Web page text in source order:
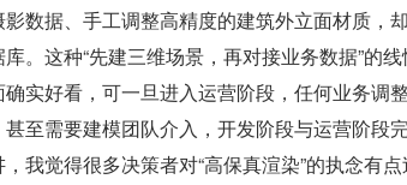
影数据、手工调整高精度的建筑外立面材质，
。这种“先建三维场景，再对接业务数据”的
确实好看，可一旦进入运营阶段，任何业务调
至需要建模团队介入，开发阶段与运营阶段完
我觉得很多决策者对“高保真渲染”的执念有